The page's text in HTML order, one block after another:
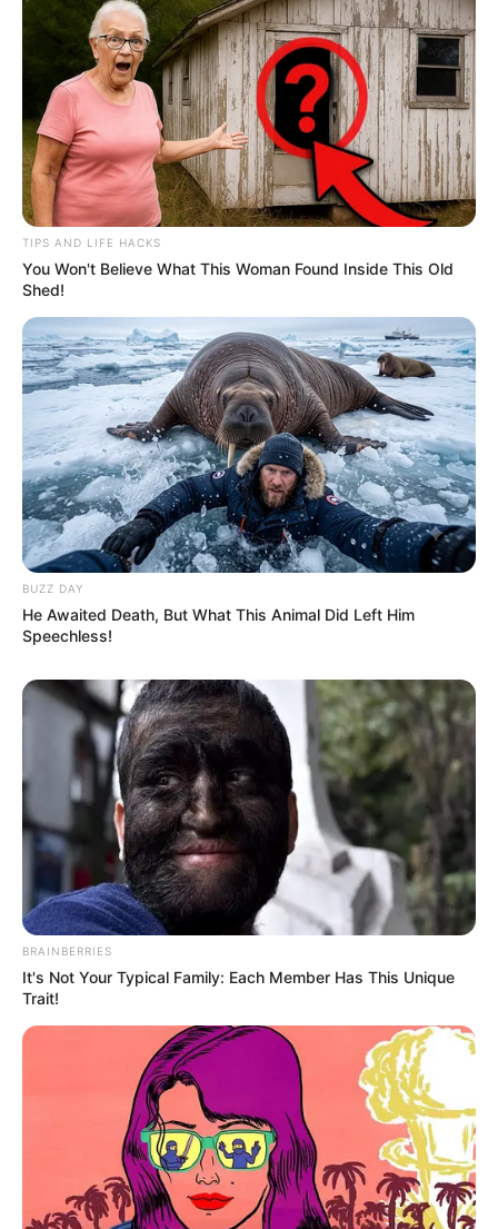
ΑΛΙΒΕΡΙ ΝΕΑ
ΑΣΤΥΝΟΜΙΚΟΙ
ΘΑΝΑΤΟΣ
ΣΠΙΤΙ
© 2025 EVIANEWS του Γιώργου Κουτσελίνη
TIPS AND LIFE HACKS
You Won't Believe What This Woman Found Inside This Old
Shed!
BUZZ DAY
He Awaited Death, But What This Animal Did Left Him
Speechless!
BRAINBERRIES
It's Not Your Typical Family: Each Member Has This Unique
Trait!